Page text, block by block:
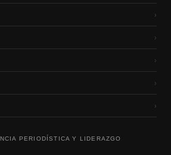
›
›
›
›
›
PERIODÍSTICA Y LIDERAZGO